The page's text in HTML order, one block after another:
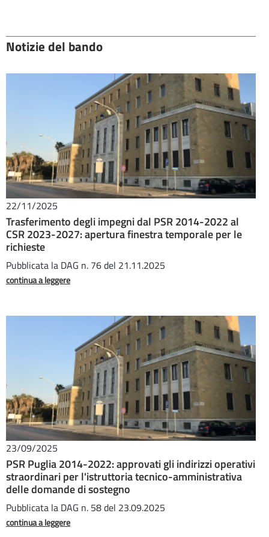
Notizie del bando
22/11/2025
Trasferimento degli impegni dal PSR 2014-2022 al
CSR 2023-2027: apertura finestra temporale per le
richieste
Pubblicata la DAG n. 76 del 21.11.2025
continua a leggere
23/09/2025
PSR Puglia 2014-2022: approvati gli indirizzi operativi
straordinari per l'istruttoria tecnico-amministrativa
delle domande di sostegno
Pubblicata la DAG n. 58 del 23.09.2025
continua a leggere